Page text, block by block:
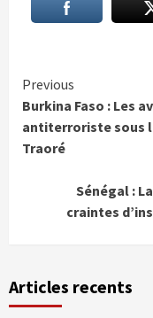
Continue
Reading
Previous
Burkina Faso : Les
antiterroriste sous
Traoré
Sénégal :
craintes
Articles recents